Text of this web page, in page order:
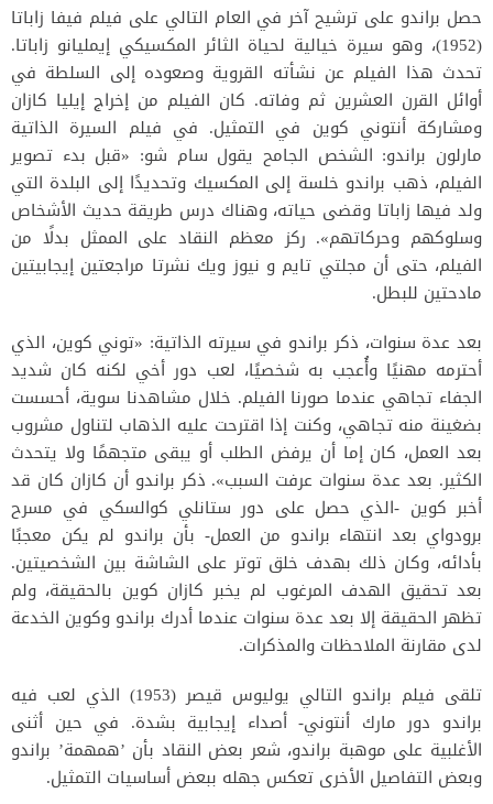
حصل براندو على ترشيح آخر في العام التالي على فيلم فيفا زاباتا
(1952)، وهو سيرة خيالية لحياة الثائر المكسيكي إيمليانو زاباتا.
تحدث هذا الفيلم عن نشأته القروية وصعوده إلى السلطة في
أوائل القرن العشرين ثم وفاته. كان الفيلم من إخراج إيليا كازان
ومشاركة أنتوني كوين في التمثيل. في فيلم السيرة الذاتية
مارلون براندو: الشخص الجامح يقول سام شو: «قبل بدء تصوير
الفيلم، ذهب براندو خلسة إلى المكسيك وتحديدًا إلى البلدة التي
ولد فيها زاباتا وقضى حياته، وهناك درس طريقة حديث الأشخاص
وسلوكهم وحركاتهم». ركز معظم النقاد على الممثل بدلًا من
الفيلم، حتى أن مجلتي تايم و نيوز ويك نشرتا مراجعتين إيجابيتين
مادحتين للبطل.
بعد عدة سنوات، ذكر براندو في سيرته الذاتية: «توني كوين، الذي
أحترمه مهنيًا وأُعجب به شخصيًا، لعب دور أخي لكنه كان شديد
الجفاء تجاهي عندما صورنا الفيلم. خلال مشاهدنا سوية، أحسست
بضغينة منه تجاهي، وكنت إذا اقترحت عليه الذهاب لتناول مشروب
بعد العمل، كان إما أن يرفض الطلب أو يبقى متجهمًا ولا يتحدث
الكثير. بعد عدة سنوات عرفت السبب». ذكر براندو أن كازان كان قد
أخبر كوين -الذي حصل على دور ستانلي كوالسكي في مسرح
برودواي بعد انتهاء براندو من العمل- بأن براندو لم يكن معجبًا
بأدائه، وكان ذلك بهدف خلق توتر على الشاشة بين الشخصيتين.
بعد تحقيق الهدف المرغوب لم يخبر كازان كوين بالحقيقة، ولم
تظهر الحقيقة إلا بعد عدة سنوات عندما أدرك براندو وكوين الخدعة
لدى مقارنة الملاحظات والمذكرات.
تلقى فيلم براندو التالي يوليوس قيصر (1953) الذي لعب فيه
براندو دور مارك أنتوني- أصداء إيجابية بشدة. في حين أثنى
الأغلبية على موهبة براندو، شعر بعض النقاد بأن ’همهمة’ براندو
وبعض التفاصيل الأخرى تعكس جهله ببعض أساسيات التمثيل.